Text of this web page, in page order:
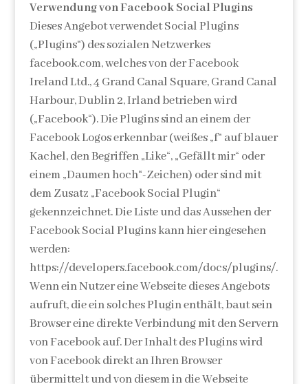
Verwendung von Facebook Social Plugins
Dieses Angebot verwendet Social Plugins
(„Plugins“) des sozialen Netzwerkes
facebook.com, welches von der Facebook
Ireland Ltd., 4 Grand Canal Square, Grand Canal
Harbour, Dublin 2, Irland betrieben wird
(„Facebook“). Die Plugins sind an einem der
Facebook Logos erkennbar (weißes „f“ auf blauer
Kachel, den Begriffen „Like“, „Gefällt mir“ oder
einem „Daumen hoch“-Zeichen) oder sind mit
dem Zusatz „Facebook Social Plugin“
gekennzeichnet. Die Liste und das Aussehen der
Facebook Social Plugins kann hier eingesehen
werden:
https://developers.facebook.com/docs/plugins/.
Wenn ein Nutzer eine Webseite dieses Angebots
aufruft, die ein solches Plugin enthält, baut sein
Browser eine direkte Verbindung mit den Servern
von Facebook auf. Der Inhalt des Plugins wird
von Facebook direkt an Ihren Browser
übermittelt und von diesem in die Webseite